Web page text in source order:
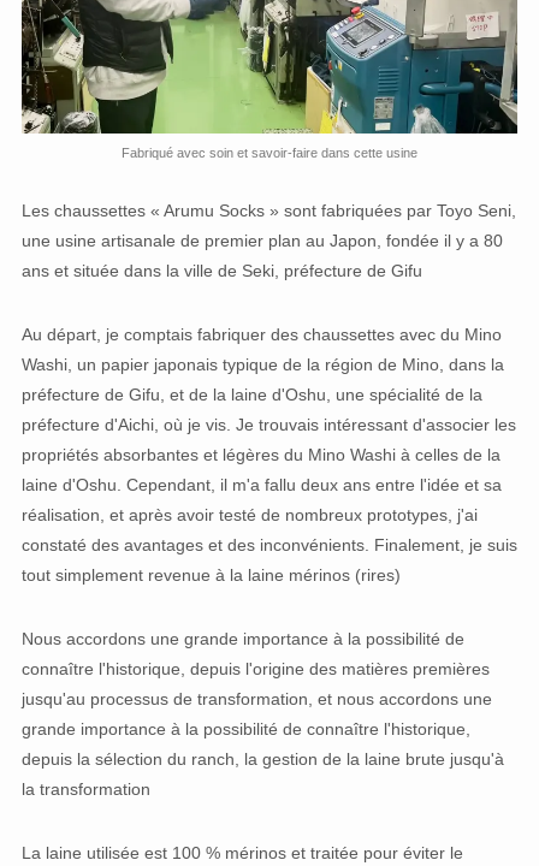
Fabriqué avec soin et savoir-faire dans cette usine
Les chaussettes « Arumu Socks » sont fabriquées par Toyo Seni,
une usine artisanale de premier plan au Japon, fondée il y a 80
ans et située dans la ville de Seki, préfecture de Gifu
Au départ, je comptais fabriquer des chaussettes avec du Mino
Washi, un papier japonais typique de la région de Mino, dans la
préfecture de Gifu, et de la laine d'Oshu, une spécialité de la
préfecture d'Aichi, où je vis. Je trouvais intéressant d'associer les
propriétés absorbantes et légères du Mino Washi à celles de la
laine d'Oshu. Cependant, il m'a fallu deux ans entre l'idée et sa
réalisation, et après avoir testé de nombreux prototypes, j'ai
constaté des avantages et des inconvénients. Finalement, je suis
tout simplement revenue à la laine mérinos (rires)
Nous accordons une grande importance à la possibilité de
connaître l'historique, depuis l'origine des matières premières
jusqu'au processus de transformation, et nous accordons une
grande importance à la possibilité de connaître l'historique,
depuis la sélection du ranch, la gestion de la laine brute jusqu'à
la transformation
La laine utilisée est 100 % mérinos et traitée pour éviter le